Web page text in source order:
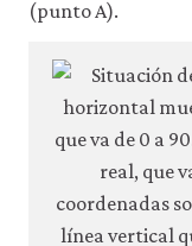
(punto A).